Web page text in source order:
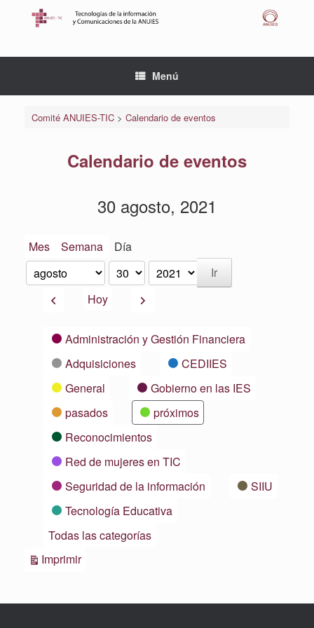
Menú
Comité ANUIES-TIC> Calendario de eventos
Calendario de eventos
30 agosto, 2021
Mes Semana Día
Mes
Día
Año
AnteriorHoy Siguiente
CategoríasAdministración y Gestión Financiera
Adquisiciones
CEDIIES
General
Gobierno en las IES
pasados
próximos
Reconocimientos
Red de mujeres en TIC
Seguridad de la información
SIIU
Tecnología Educativa
Todas las categorías
ImprimirVistas